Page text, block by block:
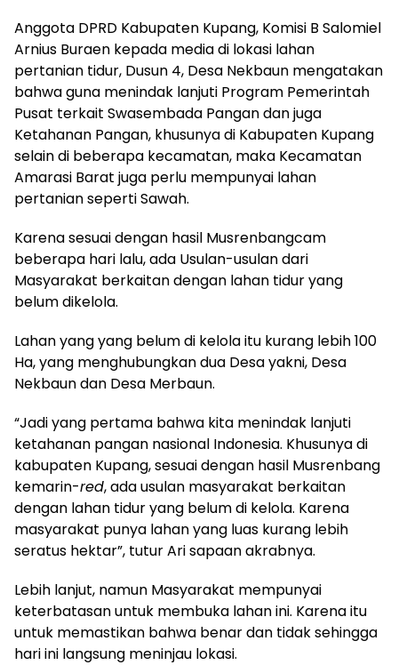
Anggota DPRD Kabupaten Kupang, Komisi B Salomiel
Arnius Buraen kepada media di lokasi lahan
pertanian tidur, Dusun 4, Desa Nekbaun mengatakan
bahwa guna menindak lanjuti Program Pemerintah
Pusat terkait Swasembada Pangan dan juga
Ketahanan Pangan, khusunya di Kabupaten Kupang
selain di beberapa kecamatan, maka Kecamatan
Amarasi Barat juga perlu mempunyai lahan
pertanian seperti Sawah.
Karena sesuai dengan hasil Musrenbangcam
beberapa hari lalu, ada Usulan-usulan dari
Masyarakat berkaitan dengan lahan tidur yang
belum dikelola.
Lahan yang yang belum di kelola itu kurang lebih 100
Ha, yang menghubungkan dua Desa yakni, Desa
Nekbaun dan Desa Merbaun.
“Jadi yang pertama bahwa kita menindak lanjuti
ketahanan pangan nasional Indonesia. Khusunya di
kabupaten Kupang, sesuai dengan hasil Musrenbang
kemarin-red, ada usulan masyarakat berkaitan
dengan lahan tidur yang belum di kelola. Karena
masyarakat punya lahan yang luas kurang lebih
seratus hektar”, tutur Ari sapaan akrabnya.
Lebih lanjut, namun Masyarakat mempunyai
keterbatasan untuk membuka lahan ini. Karena itu
untuk memastikan bahwa benar dan tidak sehingga
hari ini langsung meninjau lokasi.